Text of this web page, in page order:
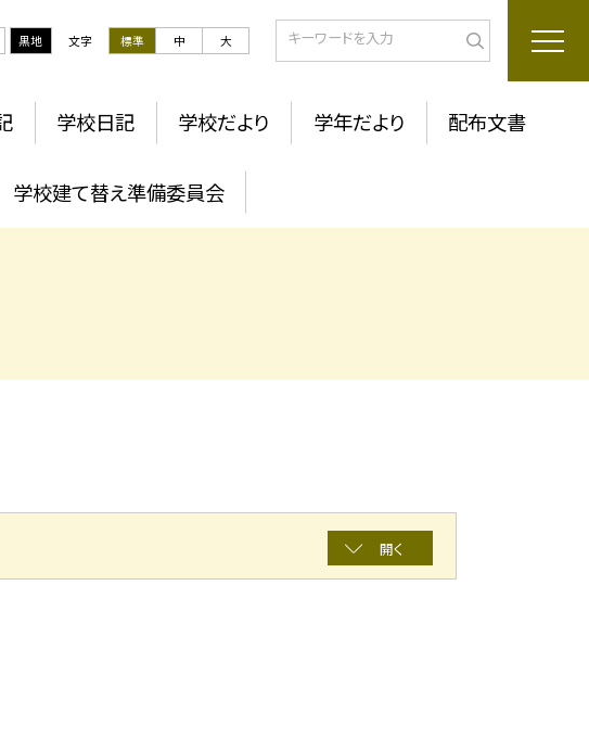
黒地 文字 標準 中 大
学校日記 学校だより 学年だより 配布文書
学校建て替え準備委員会
開く